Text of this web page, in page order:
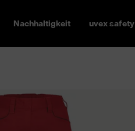
Nachhaltigkeit uvex safety